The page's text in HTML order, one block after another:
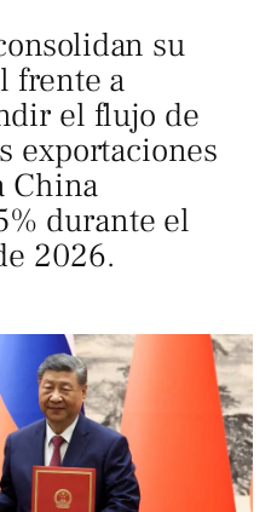
su
frente a
el flujo de
exportaciones
China
durante el
2026.